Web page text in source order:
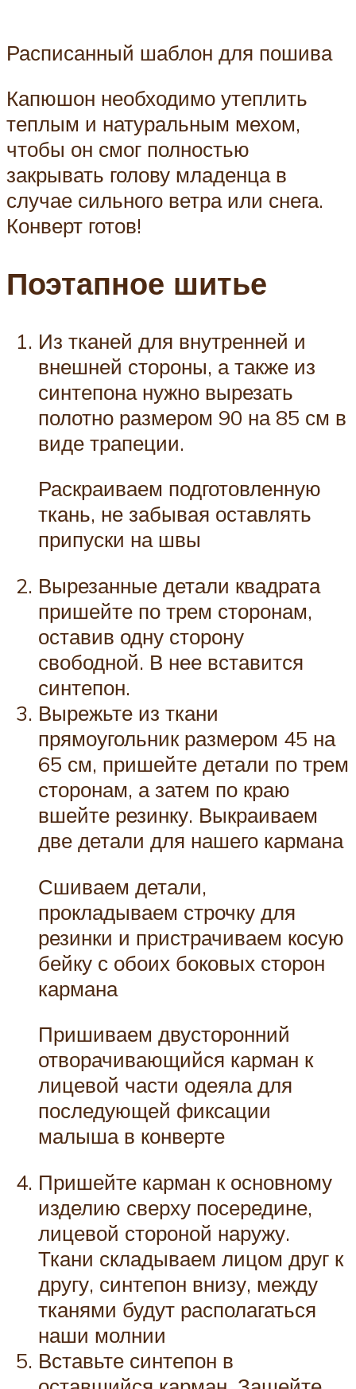
Расписанный шаблон для пошива
Капюшон необходимо утеплить
теплым и натуральным мехом,
чтобы он смог полностью
закрывать голову младенца в
случае сильного ветра или снега.
Конверт готов!
Поэтапное шитье
Из тканей для внутренней и
внешней стороны, а также из
синтепона нужно вырезать
полотно размером 90 на 85 см в
виде трапеции.
Раскраиваем подготовленную
ткань, не забывая оставлять
припуски на швы
Вырезанные детали квадрата
пришейте по трем сторонам,
оставив одну сторону
свободной. В нее вставится
синтепон.
Вырежьте из ткани
прямоугольник размером 45 на
65 см, пришейте детали по трем
сторонам, а затем по краю
вшейте резинку. Выкраиваем
две детали для нашего кармана
Сшиваем детали,
прокладываем строчку для
резинки и пристрачиваем косую
бейку с обоих боковых сторон
кармана
Пришиваем двусторонний
отворачивающийся карман к
лицевой части одеяла для
последующей фиксации
малыша в конверте
Пришейте карман к основному
изделию сверху посередине,
лицевой стороной наружу.
Ткани складываем лицом друг к
другу, синтепон внизу, между
тканями будут располагаться
наши молнии
Вставьте синтепон в